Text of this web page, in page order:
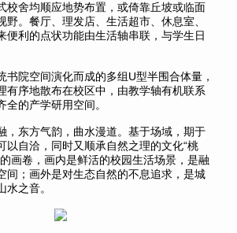
舍均顺应地势布置，或倚靠丘坡或临面
野。餐厅、理发店、生活超市、休息室、
便利的点状功能由生活轴串联，与学生日
院空间演化而成的多组U型半围合体量，
有序地散布在校区中，由教学轴有机联系
全的产学研用空间。
，东方气韵，曲水漫道。基于场域，期于
以自洽，同时又顺承自然之理的文化“桃
画卷，画内是鲜活的校园生活场景，是融
间；画外是对生态自然的不息追求，是城
之音。